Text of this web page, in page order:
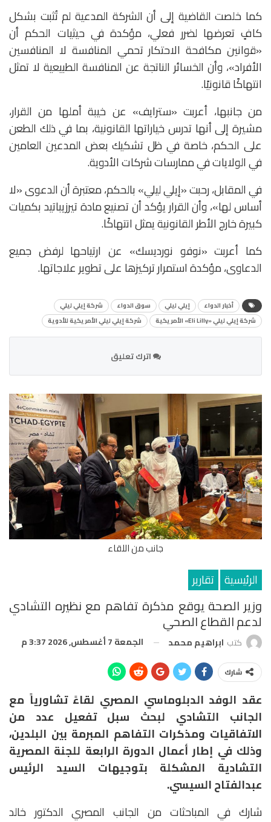
كما خلصت القاضية إلى أن الشركة المدعية لم تُثبت بشكل
كافٍ تعرضها لضرر فعلي، مؤكدة في حيثيات الحكم أن
«قوانين مكافحة الاحتكار تحمي المنافسة لا المنافسين
الأفراد»، وأن الخسائر الناتجة عن المنافسة الطبيعية لا تمثل
انتهاكًا قانونيًا.
من جانبها، أعربت «سترايف» عن خيبة أملها من القرار،
مشيرة إلى أنها تدرس خياراتها القانونية، بما في ذلك الطعن
على الحكم، خاصة في ظل تشكيك بعض المدعين العامين
في الولايات في ممارسات شركات الأدوية.
في المقابل، رحبت «إيلي ليلي» بالحكم، معتبرة أن الدعوى «لا
أساس لها»، وأن القرار يؤكد أن تصنيع مادة تيرزيباتيد بكميات
كبيرة خارج الأطر القانونية يمثل انتهاكًا.
كما أعربت «نوفو نورديسك» عن ارتياحها لرفض جميع
الدعاوى، مؤكدة استمرار تركيزها على تطوير علاجاتها.
أخبار الدواء إيلي ليلي سوق الدواء
شركة إيلي ليلي
شركة إيلي ليلي «Eli Lilly» الأمريكية
شركة إيلي ليلي الأمريكية للأدوية
اترك تعليق
جانب من اللقاء
الرئيسية تقارير
وزير الصحة يوقع مذكرة تفاهم مع نظيره التشادي
لدعم القطاع الصحي
كتب ابراهيم محمد الجمعة 7 أغسطس, 2026 3:37 م
شارك
عقد الوفد الدبلوماسي المصري لقاءً تشاورياً مع
الجانب التشادي لبحث سبل تفعيل عدد من
الاتفاقيات ومذكرات التفاهم المبرمة بين البلدين،
وذلك في إطار أعمال الدورة الرابعة للجنة المصرية
التشادية المشكلة بتوجيهات السيد الرئيس
عبدالفتاح السيسي.
شارك في المباحثات من الجانب المصري الدكتور خالد